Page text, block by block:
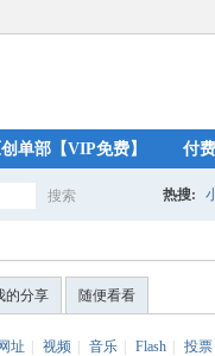
单部【VIP免费】 付
搜索 热搜:
的分享 随便看看
网址 视频 音乐 Flash 投票